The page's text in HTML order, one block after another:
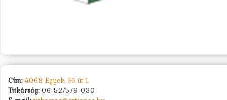
Cím: 4069 Egyek, Fő út 1.
Titkárság: 06-52/579-030